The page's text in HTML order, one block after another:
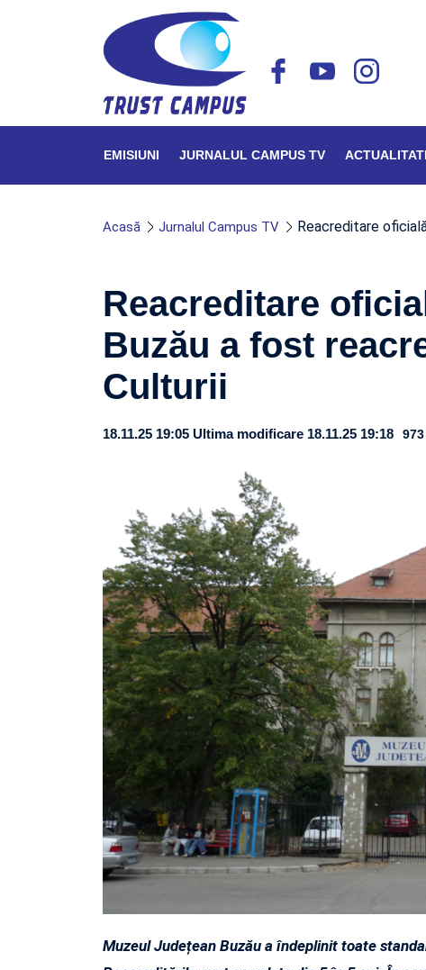
EMISIUNI JURNALUL CAMPUS TV
Acasă Jurnalul Campus TV Reacreditare
Reacreditare
Buzău a fost
Culturii
18.11.25 19:05 Ultima modificare 18.11.25 19:18
Muzeul Județean Buzău a îndeplinit toate